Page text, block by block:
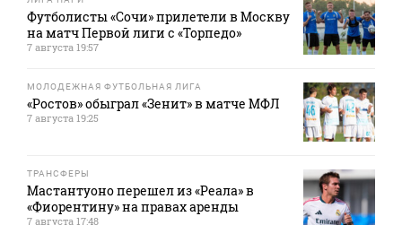
Футболисты «Сочи» прилетели в Москву
на матч Первой лиги с «Торпедо»
7 августа 19:57
МОЛОДЕЖНАЯ ФУТБОЛЬНАЯ ЛИГА
«Ростов» обыграл «Зенит» в матче МФЛ
7 августа 19:25
ТРАНСФЕРЫ
Мастантуоно перешел из «Реала» в
«Фиорентину» на правах аренды
7 августа 17:48